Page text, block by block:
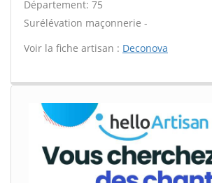
Département: 75
Surélévation maçonnerie -
Voir la fiche artisan : Deconova